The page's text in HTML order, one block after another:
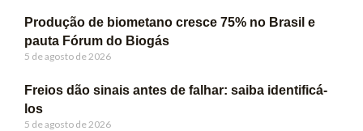
Produção de biometano cresce 75% no Brasil e
pauta Fórum do Biogás
5 de agosto de 2026
Freios dão sinais antes de falhar: saiba identificá-
los
5 de agosto de 2026